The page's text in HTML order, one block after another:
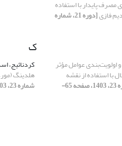
پایدار با استفاده
فازی [دوره 21، شماره
اولویت‌بندی عوامل مؤثر
با استفاده از نقشه
[دوره 21، شماره 23، 1403، صفحه 65-
ک
کردنائیج،
هلدینگ
شماره 23، 1403، صفحه 37-64]